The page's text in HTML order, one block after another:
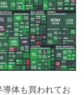
体も買われてお